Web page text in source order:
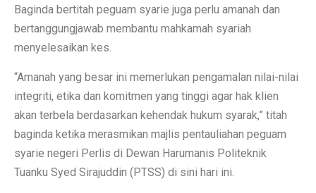
Baginda bertitah peguam syarie juga perlu amanah dan
bertanggungjawab membantu mahkamah syariah
menyelesaikan kes.
“Amanah yang besar ini memerlukan pengamalan nilai-nilai
integriti, etika dan komitmen yang tinggi agar hak klien
akan terbela berdasarkan kehendak hukum syarak,” titah
baginda ketika merasmikan majlis pentauliahan peguam
syarie negeri Perlis di Dewan Harumanis Politeknik
Tuanku Syed Sirajuddin (PTSS) di sini hari ini.